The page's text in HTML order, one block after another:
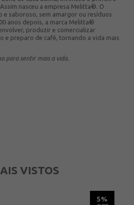
nasceu a empresa Melitta®. O
e saboroso, sem amargor ou resíduos
anos depois, a marca Melitta®
produzir e comercializar
e preparo de café, tornando a vida mais
para sentir mais a vida.
VISTOS
5%